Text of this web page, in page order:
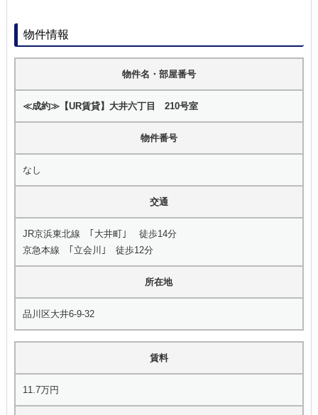
物件情報
物件名・部屋番号
≪成約≫【UR賃貸】大井六丁目 210号室
物件番号
なし
交通
JR京浜東北線 ｢大井町｣ 徒歩14分
京急本線 ｢立会川｣ 徒歩12分
所在地
品川区大井6-9-32
賃料
11.7万円